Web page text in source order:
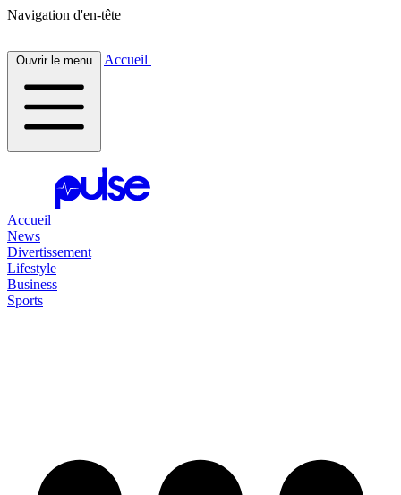
Navigation d'en-tête
Ouvrir le menu Accueil
Accueil
News
Divertissement
Lifestyle
Business
Sports